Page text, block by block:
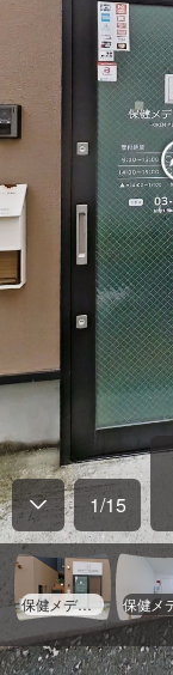
1/15
保健メディカル整骨院 九品仏院1